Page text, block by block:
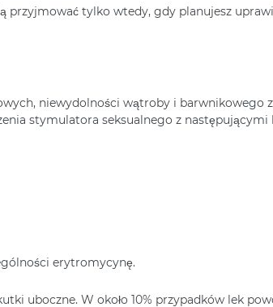
tylko wtedy, gdy planujesz
niewydolności wątroby i barwnikowego
stymulatora seksualnego z następującymi
erytromycynę.
uboczne. W około 10% przypadków lek